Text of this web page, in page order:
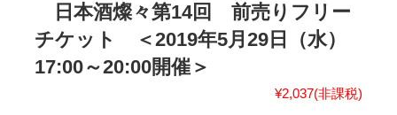
日本酒燦々第14回 前売りフリー
チケット ＜2019年5月29日（水）
17:00～20:00開催＞
¥2,037(非課税)